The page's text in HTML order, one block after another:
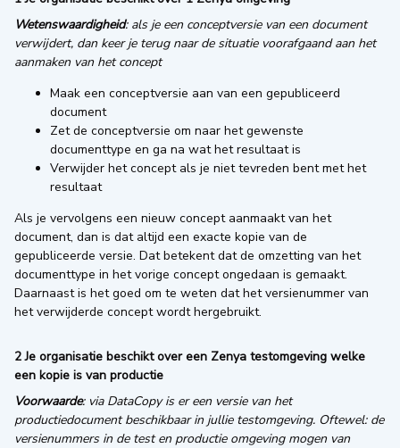
Wetenswaardigheid: als je een conceptversie van een document
verwijdert, dan keer je terug naar de situatie voorafgaand aan het
aanmaken van het concept
Maak een conceptversie aan van een gepubliceerd
document
Zet de conceptversie om naar het gewenste
documenttype en ga na wat het resultaat is
Verwijder het concept als je niet tevreden bent met het
resultaat
Als je vervolgens een nieuw concept aanmaakt van het
document, dan is dat altijd een exacte kopie van de
gepubliceerde versie. Dat betekent dat de omzetting van het
documenttype in het vorige concept ongedaan is gemaakt.
Daarnaast is het goed om te weten dat het versienummer van
het verwijderde concept wordt hergebruikt.
2 Je organisatie beschikt over een Zenya testomgeving welke
een kopie is van productie
Voorwaarde: via DataCopy is er een versie van het
productiedocument beschikbaar in jullie testomgeving. Oftewel: de
versienummers in de test en productie omgeving mogen van